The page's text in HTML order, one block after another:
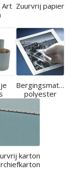
Art Zuurvrij papier
polyester
karton